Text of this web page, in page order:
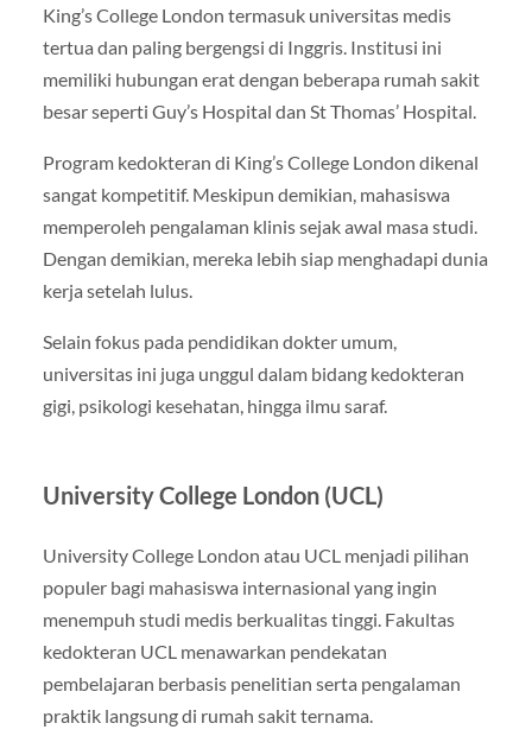
King’s College London termasuk universitas medis
tertua dan paling bergengsi di Inggris. Institusi ini
memiliki hubungan erat dengan beberapa rumah sakit
besar seperti Guy’s Hospital dan St Thomas’ Hospital.
Program kedokteran di King’s College London dikenal
sangat kompetitif. Meskipun demikian, mahasiswa
memperoleh pengalaman klinis sejak awal masa studi.
Dengan demikian, mereka lebih siap menghadapi dunia
kerja setelah lulus.
Selain fokus pada pendidikan dokter umum,
universitas ini juga unggul dalam bidang kedokteran
gigi, psikologi kesehatan, hingga ilmu saraf.
University College London (UCL)
University College London atau UCL menjadi pilihan
populer bagi mahasiswa internasional yang ingin
menempuh studi medis berkualitas tinggi. Fakultas
kedokteran UCL menawarkan pendekatan
pembelajaran berbasis penelitian serta pengalaman
praktik langsung di rumah sakit ternama.